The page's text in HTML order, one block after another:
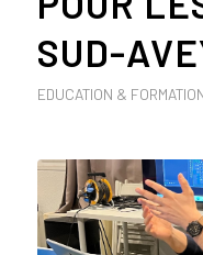
SUD-
EDUCATION &